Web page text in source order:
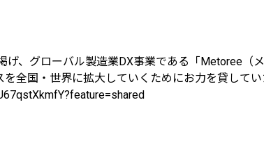
げ、グローバル製造業DX事業である「Metoree
全国・世界に拡大していくためにお力を貸し